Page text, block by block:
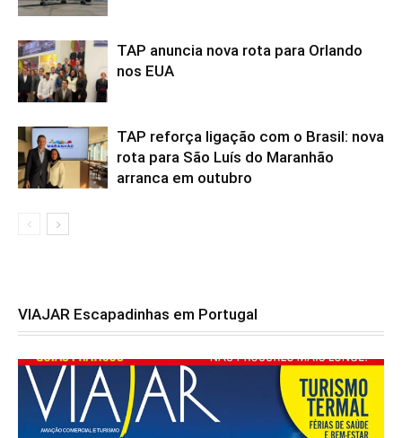
TAP anuncia nova rota para Orlando
nos EUA
TAP reforça ligação com o Brasil: nova
rota para São Luís do Maranhão
arranca em outubro
VIAJAR Escapadinhas em Portugal